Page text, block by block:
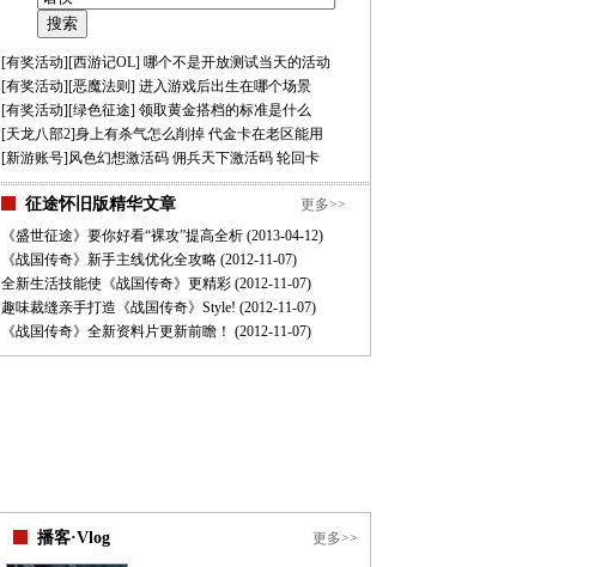
[有奖活动][西游记OL] 哪个不是开放测试当天的活动
[有奖活动][恶魔法则 ] 进入游戏后出生在哪个场景
[有奖活动][绿色征途] 领取黄金搭档的标准是什么
[天龙八部2]身上有杀气怎么削掉 代金卡在老区能用
[新游账号]风色幻想激活码 佣兵天下激活码 轮回卡
更多>>
征途怀旧版精华文章
《盛世征途》要你好看“裸攻”提高全析 (2013-04-12)
《战国传奇》新手主线优化全攻略 (2012-11-07)
全新生活技能使《战国传奇》更精彩 (2012-11-07)
趣味裁缝亲手打造《战国传奇》Style! (2012-11-07)
《战国传奇》全新资料片更新前瞻！ (2012-11-07)
更多>>
播客·Vlog